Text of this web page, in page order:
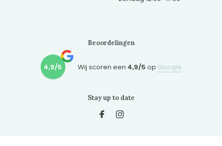
Beoordelingen
4,9/5 Wij scoren een 4,9/5 op Google
Stay up to date